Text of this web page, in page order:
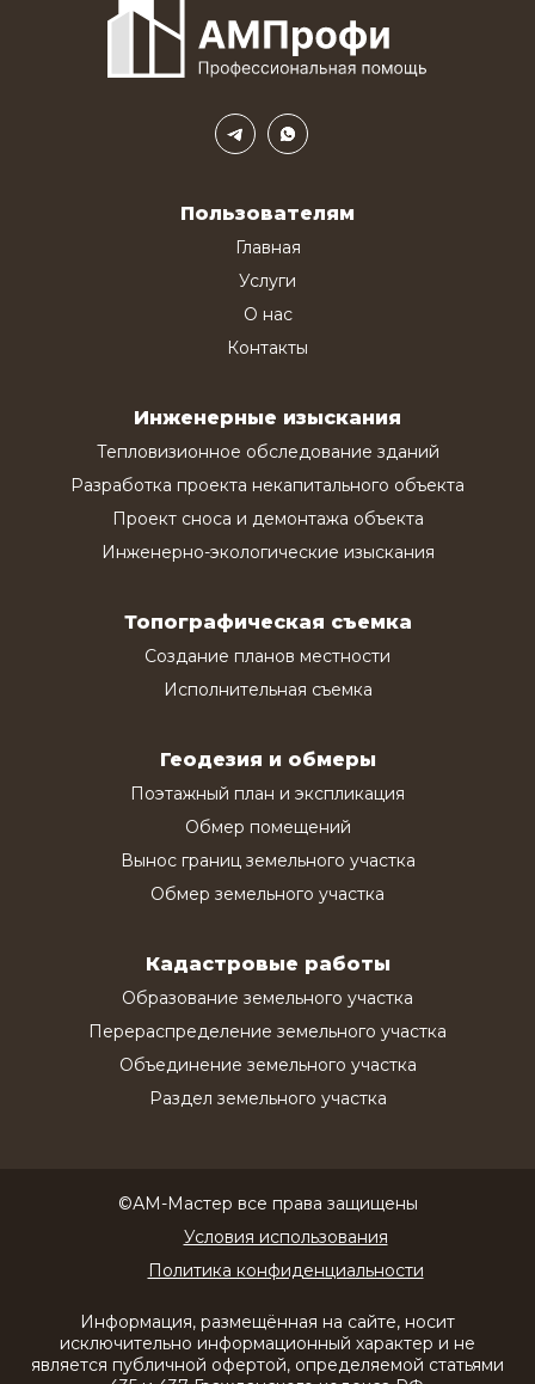
Пользователям
Главная
Услуги
О нас
Контакты
Инженерные изыскания
Тепловизионное обследование зданий
Разработка проекта некапитального объекта
Проект сноса и демонтажа объекта
Инженерно-экологические изыскания
Топографическая съемка
Создание планов местности
Исполнительная съемка
Геодезия и обмеры
Поэтажный план и экспликация
Обмер помещений
Вынос границ земельного участка
Обмер земельного участка
Кадастровые работы
Образование земельного участка
Перераспределение земельного участка
Объединение земельного участка
Раздел земельного участка
©АМ-Мастер все права защищены
Условия использования
Политика конфиденциальности
Информация, размещённая на сайте, носит
исключительно информационный характер и не
является публичной офертой, определяемой статьями